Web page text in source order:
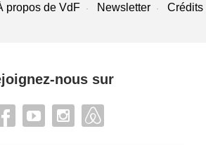
propos de VdF Newsletter Crédits
nous sur